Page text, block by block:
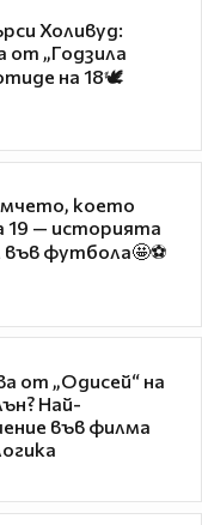
Холивуд:
от „Годзила
на 18🕊️
което
19 — историята
във футбола🤩⚽
от „Одисей“ на
Най-
във филма